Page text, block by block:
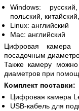
Windows:
польский,
Linux: английский
Mac: английский
Цифровая камера
посадочным
Также камеру можно
диаметров при
Комплект поставки:
Цифровая камера
USB-кабель для